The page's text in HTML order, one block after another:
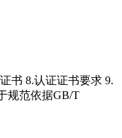
书 8.认证证书要求 9.
规范依据GB/T